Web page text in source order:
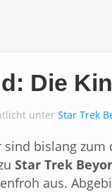
Die
unter Star Trek
bislang
Star Trek
aus.